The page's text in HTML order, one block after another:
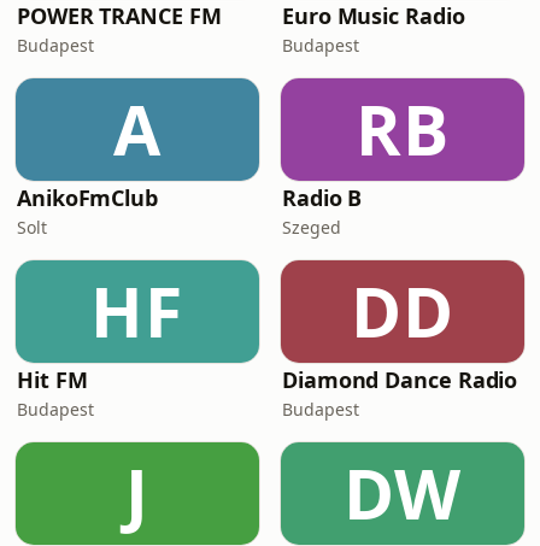
POWER TRANCE FM
Budapest
Euro Music Radio
Budapest
A
AnikoFmClub
Solt
RB
Radio B
Szeged
HF
Hit FM
Budapest
DD
Diamond Dance Radio
Budapest
J DW